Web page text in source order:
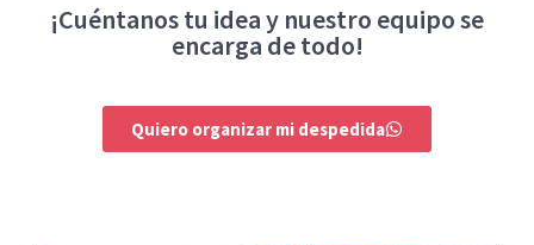
¡Cuéntanos tu idea y nuestro equipo se
encarga de todo!
Quiero organizar mi despedida